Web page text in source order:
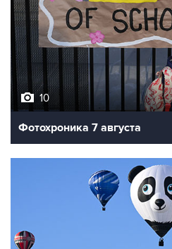
10
Фотохроника 7 августа